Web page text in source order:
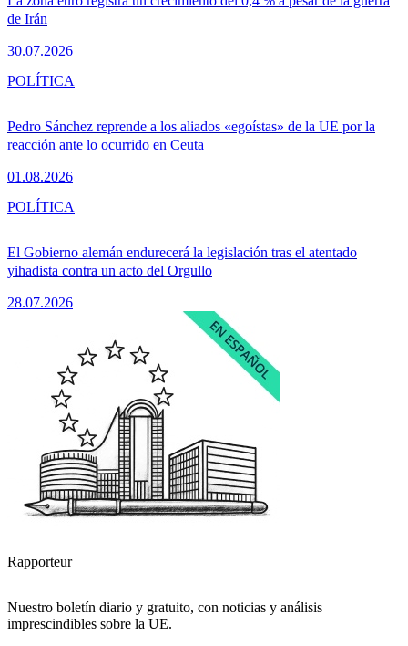
de Irán
30.07.2026
Pedro Sánchez reprende a los aliados «egoístas» de la UE por la
reacción ante lo ocurrido en Ceuta
01.08.2026
POLÍTICA
El Gobierno alemán endurecerá la legislación tras el atentado
yihadista contra un acto del Orgullo
28.07.2026
POLÍTICA
Rapporteur
Nuestro boletín diario y gratuito, con noticias y análisis
imprescindibles sobre la UE.